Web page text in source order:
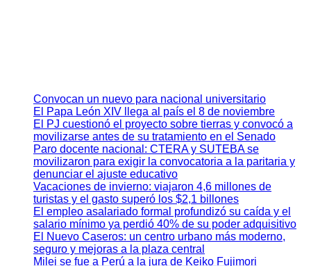
Convocan un nuevo para nacional universitario
El Papa León XIV llega al país el 8 de noviembre
El PJ cuestionó el proyecto sobre tierras y convocó a
movilizarse antes de su tratamiento en el Senado
Paro docente nacional: CTERA y SUTEBA se
movilizaron para exigir la convocatoria a la paritaria y
denunciar el ajuste educativo
Vacaciones de invierno: viajaron 4,6 millones de
turistas y el gasto superó los $2,1 billones
El empleo asalariado formal profundizó su caída y el
salario mínimo ya perdió 40% de su poder adquisitivo
El Nuevo Caseros: un centro urbano más moderno,
seguro y mejoras a la plaza central
Milei se fue a Perú a la jura de Keiko Fujimori